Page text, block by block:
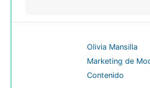
Olivia Mansilla
Marketing de
Contenido